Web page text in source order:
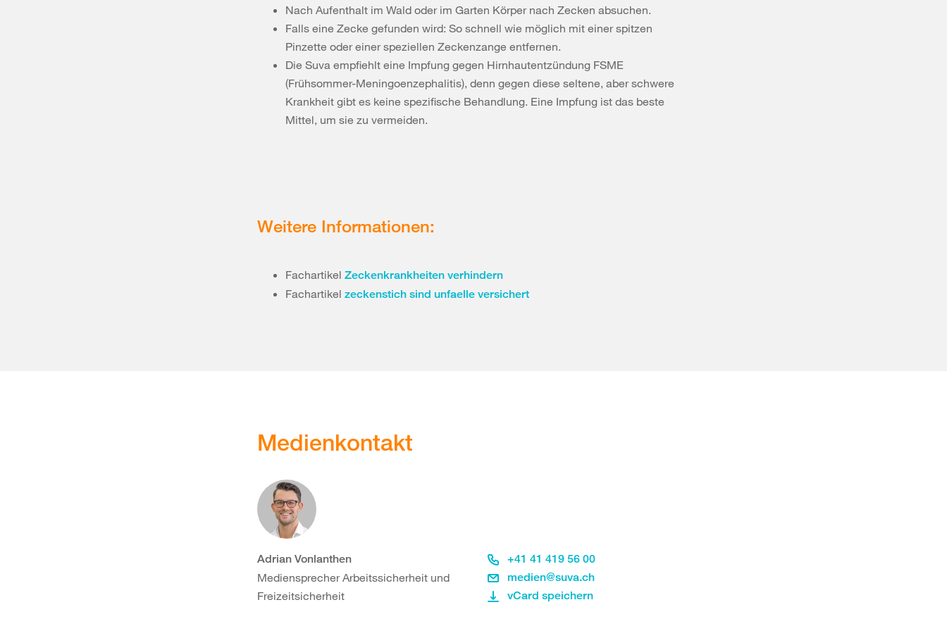
Nach Aufenthalt im Wald oder im Garten Körper nach Zecken absuchen.
Falls eine Zecke gefunden wird: So schnell wie möglich mit einer spitzen
Pinzette oder einer speziellen Zeckenzange entfernen.
Die Suva empfiehlt eine Impfung gegen Hirnhautentzündung FSME
(Frühsommer-Meningoenzephalitis), denn gegen diese seltene, aber schwere
Krankheit gibt es keine spezifische Behandlung. Eine Impfung ist das beste
Mittel, um sie zu vermeiden.
Weitere Informationen:
Fachartikel Zeckenkrankheiten verhindern
Fachartikel zeckenstich sind unfaelle versichert
Medienkontakt
Adrian Vonlanthen
Mediensprecher Arbeitssicherheit und
Freizeitsicherheit
+41 41 419 56 00
medien@suva.ch
vCard speichern